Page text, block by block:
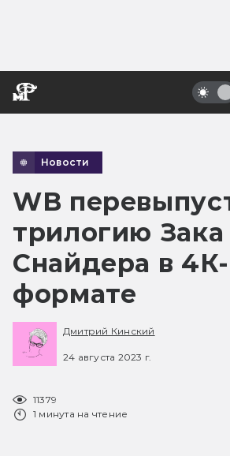
Новости
WB
трилогию Зака
Снайдера в 4К-
формате
Дмитрий Кинский
24 августа 2023 г.
11379
1 минута на чтение